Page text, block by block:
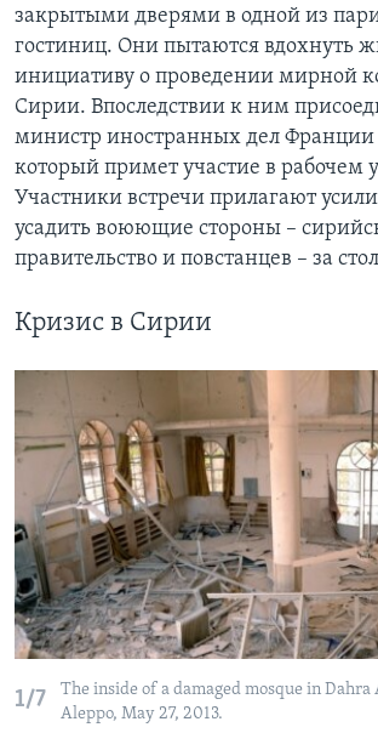
закрытыми дверями в одной из
гостиниц. Они пытаются вдохнуть
инициативу о проведении мирной
Сирии. Впоследствии к ним
министр иностранных дел Франции
который примет участие в рабочем
Участники встречи прилагают
усадить воюющие стороны –
правительство и повстанцев – за
Кризис в Сирии
1/7
The inside of a damaged mosque in Dahra
Aleppo, May 27, 2013.